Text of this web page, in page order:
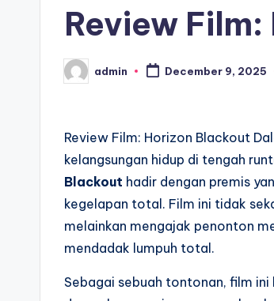
Review
Posted
by
admin December 9, 2025
Review Film: Horizon Blackout
kelangsungan hidup di tengah
Blackout hadir dengan premis
kegelapan total. Film ini tidak
melainkan mengajak penonton
mendadak lumpuh total.
Sebagai sebuah tontonan, film